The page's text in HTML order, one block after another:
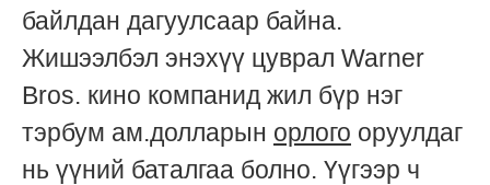
байлдан дагуулсаар байна.
Жишээлбэл энэхүү цуврал Warner
Bros. кино компанид жил бүр нэг
тэрбум ам.долларын орлого оруулдаг
нь үүний баталгаа болно. Үүгээр ч